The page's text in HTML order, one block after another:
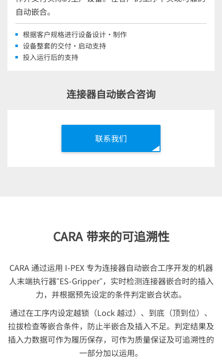
自动嵌合。
根据客户规格进行设备设计・制作
设备整套的交付・启动支持
投入运行后的支持
连接器自动嵌合咨询
联系我们
CARA 带来的可追溯性
CARA 通过运用 I-PEX专为连接器自动嵌合工序开发的机器
人末端执行器"ES-Gripper"，实时检测连接器嵌合时的插入
力，并根据预先设定的条件判定嵌合状态。
通过在工序内设定越锁（Lock 越过）、到底（顶到位）、
拉拔检查等嵌合条件，防止半嵌合及插入不足。判定结果及
插入力数据可作为履历保存，可作为质量保证及可追溯性的
一部分加以运用。